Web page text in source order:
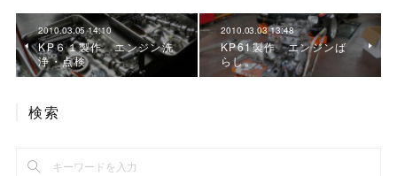
2010.03.05 14:10
KP６１製作 エンジン洗
浄・点検
2010.03.03 13:48
KP61製作 エンジンば
らし。
検索